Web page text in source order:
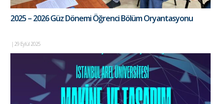
2025 – 2026 Güz Dönemi Öğrenci Bölüm Oryantasyonu
| 29 Eylül 2025